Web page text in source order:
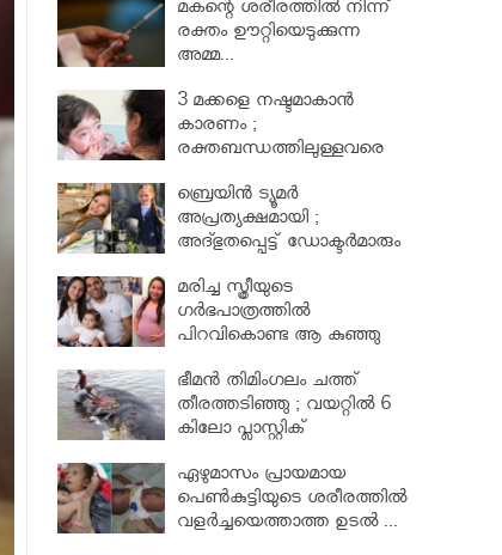
മകന്റെ ശരീരത്തില്‍ നിന്ന്
രക്തം ഊറ്റിയെടുക്കുന്ന
അമ്മ...
3 മക്കളെ നഷ്ടമാകാൻ
കാരണം ;
രക്തബന്ധത്തിലുള്ളവരെ
ബ്രെയിൻ ട്യൂമർ
അപ്രത്യക്ഷമായി ;
അദ്ഭുതപ്പെട്ട് ഡോക്ടർമാരും
മരിച്ച സ്ത്രീയുടെ
ഗര്‍ഭപാത്രത്തില്‍
പിറവികൊണ്ട ആ കുഞ്ഞു
ഭീമന്‍ തിമിംഗലം ചത്ത്
തീരത്തടിഞ്ഞു ; വയറ്റില്‍ 6
കിലോ പ്ലാസ്റ്റിക്
ഏഴുമാസം പ്രായമായ
പെണ്‍കുട്ടിയുടെ ശരീരത്തില്‍
വളര്‍ച്ചയെത്താത്ത ഉടല്‍ ...